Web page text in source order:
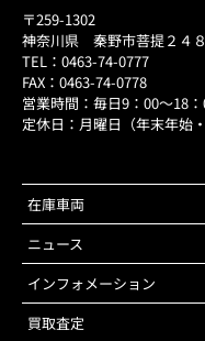
〒259-1302
神奈川県 秦野市菩提２４
TEL：0463-74-0777
FAX：0463-74-0778
営業時間：毎日9：00～18
定休日：月曜日（年末年始
在庫車両
ニュース
インフォメーション
買取査定